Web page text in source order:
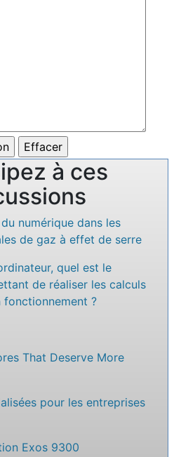
à ces
numérique dans les
de gaz à effet de serre
quel est le
de réaliser les calculs
fonctionnement ?
That Deserve More
pour les entreprises
Exos 9300